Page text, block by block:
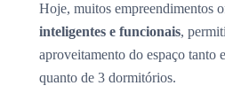
Hoje, muitos empreendimentos
inteligentes e funcionais,
aproveitamento do espaço tanto
quanto de 3 dormitórios.